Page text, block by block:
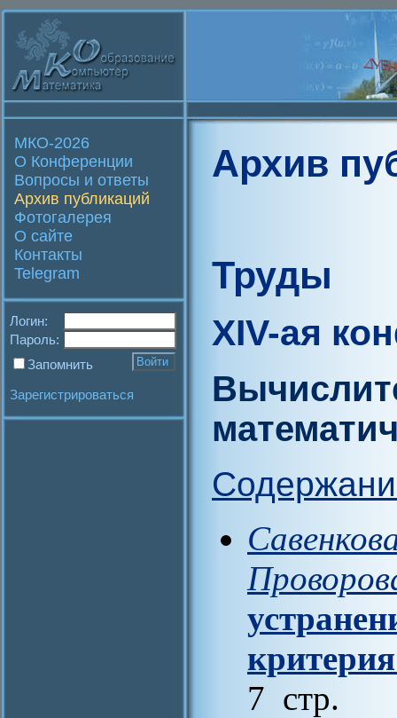
МКО-2026
О Конференции
Вопросы и ответы
Архив публикаций
Фотогалерея
О сайте
Контакты
Telegram
Логин:
Пароль:
Запомнить
Зарегистрироваться
Архив
Труды
XIV-ая
7 стр.